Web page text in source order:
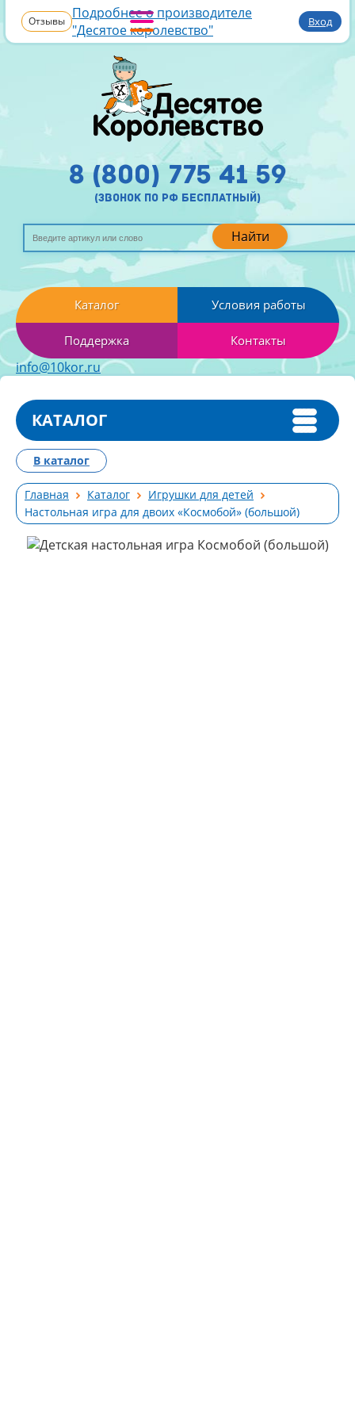
Отзывы Подробнее о производителе
"Десятое королевство"
Вход
Найти
8 (800) 775 41 59
(звонок по рф бесплатный)
Каталог Условия работы
Поддержка Контакты
info@10kor.ru
КАТАЛОГ
Главная Каталог
Игрушки для детей
Настольная игра для двоих «Космобой» (большой)
В каталог